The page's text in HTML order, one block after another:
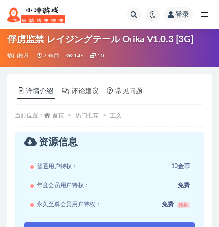
登录
俘虏监禁 レイジングテール Orika V1.0.3 [3G]
热门推荐 2 年前 145 10
详情介绍 评论建议 常见问题
当前位置： 首页 热门推荐 正文
资源信息
普通用户特权： 10金币
年度会员用户特权： 免费
永久至尊会员用户特权： 免费 推荐